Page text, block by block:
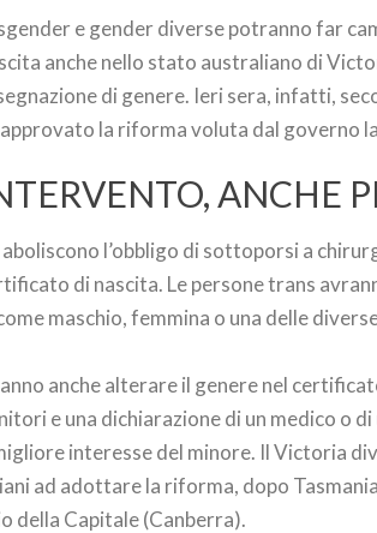
e gender diverse potranno far
anche nello stato australiano di
di genere. Ieri sera, infatti,
la riforma voluta dal governo
ANCHE
aboliscono l’obbligo di sottoporsi a
di nascita. Le persone trans
maschio, femmina o una delle
anche alterare il genere nel
e una dichiarazione di un medico o
interesse del minore. Il Victoria
ad adottare la riforma, dopo
della Capitale (Canberra).